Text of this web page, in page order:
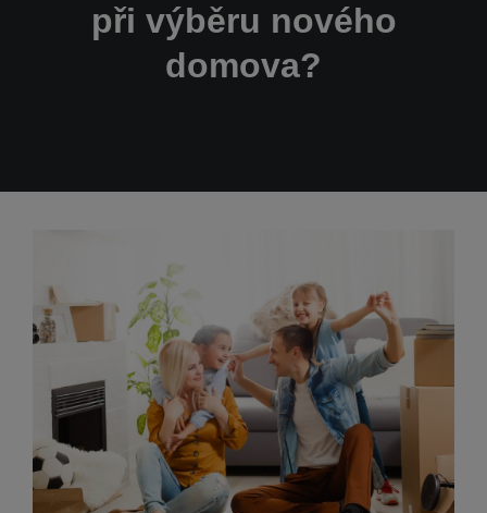
při výběru nového
domova?